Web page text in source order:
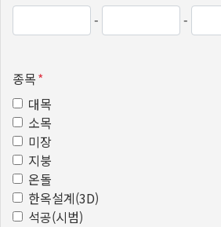
-
-
종목*
대목
소목
미장
지붕
온돌
한옥설계(3D)
석공(시범)